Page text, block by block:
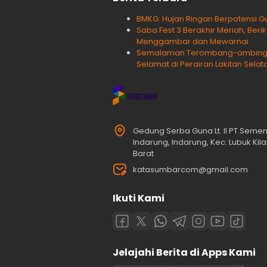
BMKG: Hujan Ringan Berpotensi
Saba Fest 3 Berakhir Meriah,
Menggambar dan Mewarnai
Semalaman Terombang-
Selamat di Perairan Lakitan
Gedung Serba Guna Lt. II
Indarung, Indarung, Kec. Lubuk
Barat
katasumbarcom@gmail.com
Ikuti Kami
Jelajahi Berita di Apps Kami